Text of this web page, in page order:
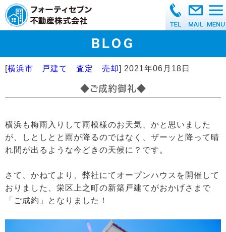
BLOG
[横浜市 戸建て 査定 売却] 2021年06月18日
◆ご成約御礼◆
横浜も梅雨入りして雨模様のお天気、かと思いました
が、しとしとと雨が降るのではなく、ザーッと降って晴
れ間が出るような今どきの天候に？です。
さて、かねてより、弊社にてオープンハウスを開催して
おりました、栄区上之町の新築戸建てがおかげさまで
「ご成約」となりました！